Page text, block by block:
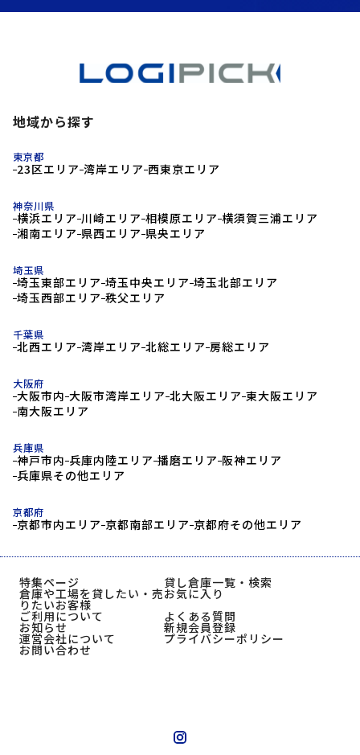
地域から探す
東京都
23区エリア 湾岸エリア 西東京エリア
神奈川県
横浜エリア 川崎エリア 相模原エリア 横須賀三浦エリア
湘南エリア 県西エリア 県央エリア
埼玉県
埼玉東部エリア 埼玉中央エリア 埼玉北部エリア
埼玉西部エリア 秩父エリア
千葉県
北西エリア 湾岸エリア 北総エリア 房総エリア
大阪府
大阪市内 大阪市湾岸エリア 北大阪エリア 東大阪エリア
南大阪エリア
兵庫県
神戸市内 兵庫内陸エリア 播磨エリア 阪神エリア
兵庫県その他エリア
京都府
京都市内エリア 京都南部エリア 京都府その他エリア
特集ページ 貸し倉庫一覧・検索
倉庫や工場を貸したい・売
りたいお客様
お気に入り
ご利用について
よくある質問
お知らせ 新規会員登録
運営会社について プライバシーポリシー
お問い合わせ